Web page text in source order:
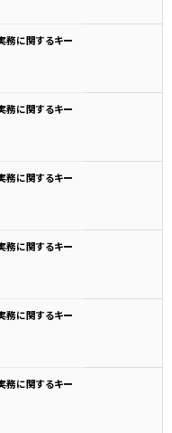
に関するキー
に関するキー
に関するキー
に関するキー
に関するキー
に関するキー